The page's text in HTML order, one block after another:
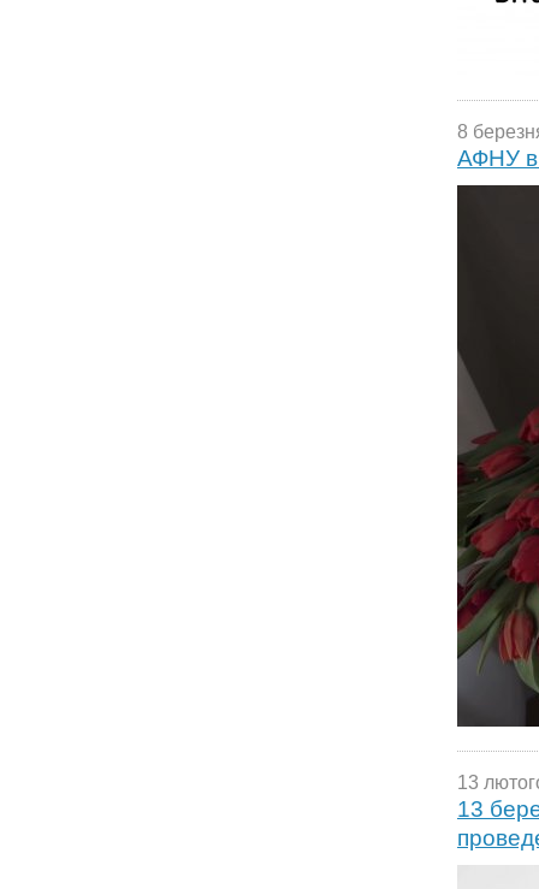
8
АФНУ
13
13